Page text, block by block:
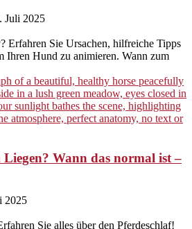
Juli 2025
Erfahren Sie Ursachen, hilfreiche Tipps
Ihren Hund zu animieren. Wann zum
Wann das normal ist –
2025
Sie alles über den Pferdeschlaf!